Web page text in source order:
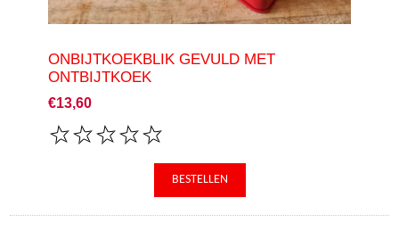
ONBIJTKOEKBLIK GEVULD MET
ONTBIJTKOEK
€13,60